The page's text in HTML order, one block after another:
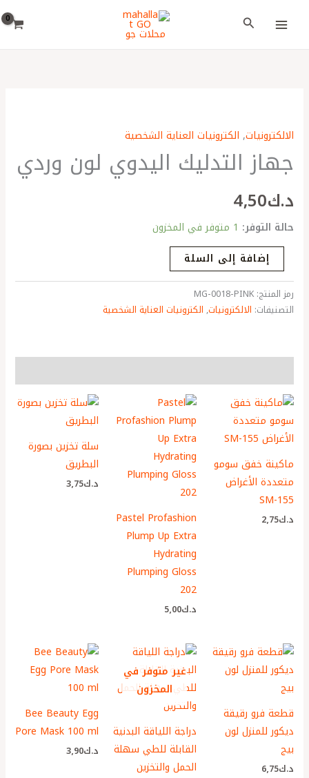
البحث
الالكترونيات, الكترونيات العناية الشخصية
جهاز التدليك اليدوي لون وردي
د.ك4٫50
حالة التوفر: 1 متوفر في المخزون
التدليك
اليدوي
لون
وردي
إضافة إلى السلة
رمز المنتج: MG-0018-PINK
التصنيفات: الالكترونيات, الكترونيات العناية الشخصية
ماكينة خفق سومو
متعددة الأغراض
SM-155
د.ك2٫75
Pastel Profashion
Plump Up Extra
Hydrating
Plumping Gloss
202
د.ك5٫00
سلة تخزين بصورة
البطريق
د.ك3٫75
قطعة فرو رقيقة
ديكور للمنزل لون
بيج
د.ك6٫75
غير متوفر في
المخزون
دراجة اللياقة البدنية
القابلة للطي سهلة
الحمل والتخزين
Bee Beauty Egg
Pore Mask 100 ml
د.ك3٫90